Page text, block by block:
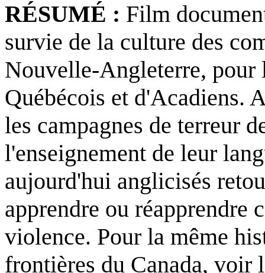
RÉSUMÉ : Film
survie de la culture des
Nouvelle-Angleterre, pour
Québécois et d'Acadiens.
les campagnes de terreur
l'enseignement de leur
aujourd'hui anglicisés
apprendre ou réapprendre
violence. Pour la même
frontières du Canada, voir